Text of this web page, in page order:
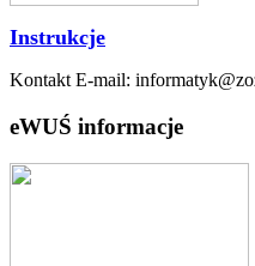
Instrukcje
Kontakt E-mail:
eWUŚ informacje